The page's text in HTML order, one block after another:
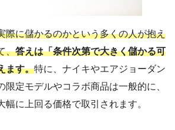
際に儲かるのかという多くの人が抱え
、答えは「条件次第で大きく儲かる可
ます。特に、ナイキやエアジョーダン
限定モデルやコラボ商品は一般的に、
幅に上回る価格で取引されます。